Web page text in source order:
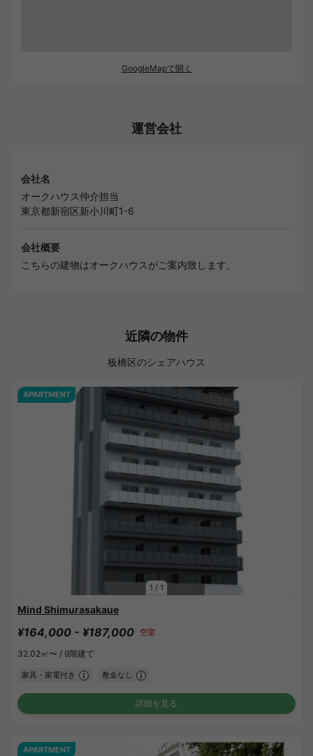
GoogleMapで開く
運営会社
会社名
オークハウス仲介担当
東京都新宿区新小川町1-6
会社概要
こちらの建物はオークハウスがご案内致します。
近隣の物件
板橋区のシェアハウス
1 / 1
APARTMENT
Mind Shimurasakaue
¥164,000 - ¥187,000 空室
32.02㎡〜 / 9階建て
家具・家電付き 敷金なし
詳細を見る
APARTMENT